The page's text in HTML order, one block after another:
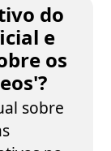
do
e
os
sobre